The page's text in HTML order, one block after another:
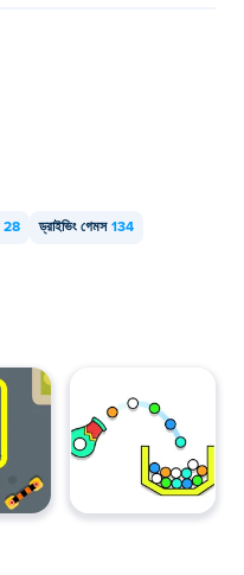
28 ড্রাইভিং গেমস 134